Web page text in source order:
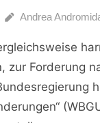
Andrea
zur Forderung